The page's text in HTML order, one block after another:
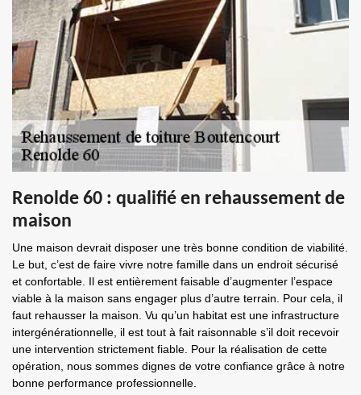
Renolde 60 : qualifié en rehaussement de
maison
Une maison devrait disposer une très bonne condition de viabilité.
Le but, c’est de faire vivre notre famille dans un endroit sécurisé
et confortable. Il est entièrement faisable d’augmenter l’espace
viable à la maison sans engager plus d’autre terrain. Pour cela, il
faut rehausser la maison. Vu qu’un habitat est une infrastructure
intergénérationnelle, il est tout à fait raisonnable s’il doit recevoir
une intervention strictement fiable. Pour la réalisation de cette
opération, nous sommes dignes de votre confiance grâce à notre
bonne performance professionnelle.